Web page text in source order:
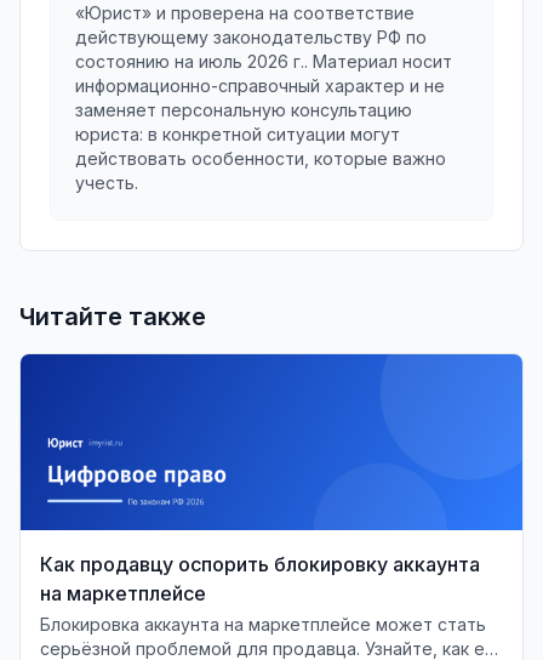
«Юрист» и проверена на соответствие
действующему законодательству РФ по
состоянию на июль 2026 г.. Материал носит
информационно-справочный характер и не
заменяет персональную консультацию
юриста: в конкретной ситуации могут
действовать особенности, которые важно
учесть.
Читайте также
Как продавцу оспорить блокировку аккаунта
на маркетплейсе
Блокировка аккаунта на маркетплейсе может стать
серьёзной проблемой для продавца. Узнайте, как её